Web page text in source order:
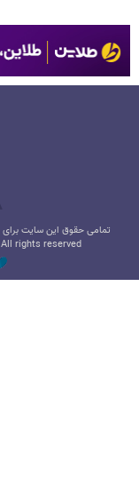
تمامی حقوق این سایت برای
rights reserved